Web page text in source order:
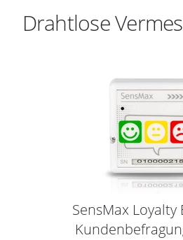
Drahtlose
SensMax